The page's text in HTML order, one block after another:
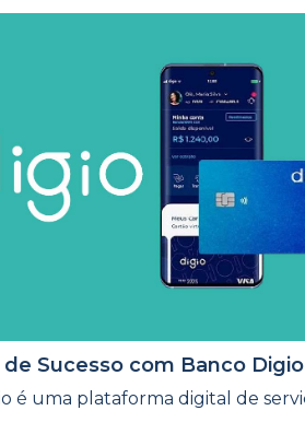
de Sucesso com Banco Digio